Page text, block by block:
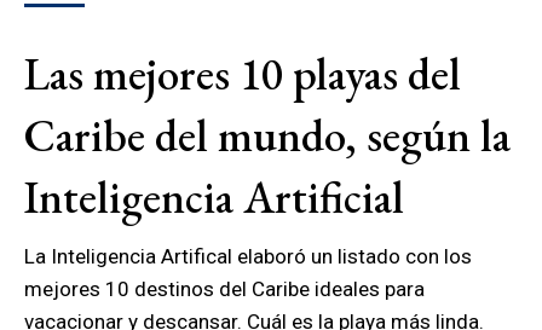
Las mejores 10 playas del
Caribe del mundo, según la
Inteligencia Artificial
La Inteligencia Artifical elaboró un listado con los
mejores 10 destinos del Caribe ideales para
vacacionar y descansar. Cuál es la playa más linda.